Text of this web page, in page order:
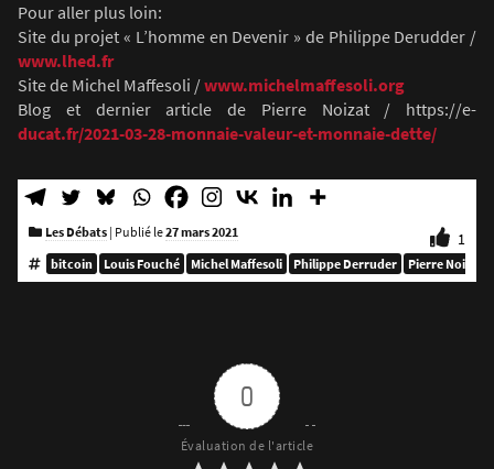
Pour aller plus loin:
Site du projet « L’homme en Devenir » de Philippe Derudder /
www.lhed.fr
Site de Michel Maffesoli /www.michelmaffesoli.org​
Blog et dernier article de Pierre Noizat / ​https://e-
ducat.fr/2021-03-28-monnaie-valeur-et-monnaie-dette/
Les Débats | Publié le27 mars 2021 1
bitcoin Louis Fouché Michel Maffesoli Philippe Derruder Pierre Noizat
0
Évaluation de l'article